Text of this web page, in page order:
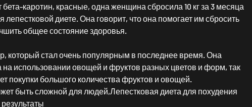
каротин, красные, одна женщина сбросила 10 кг за 3 месяца
лепестковой диете. Она говорит, что она помогает им сбросить
общее состояние здоровья.
который стал очень популярным в последнее время. Она
на использовании овощей и фруктов разных цветов и форм, так
покупки большого количества фруктов и овощей.
быть сложной для людей,Лепестковая диета для похудения